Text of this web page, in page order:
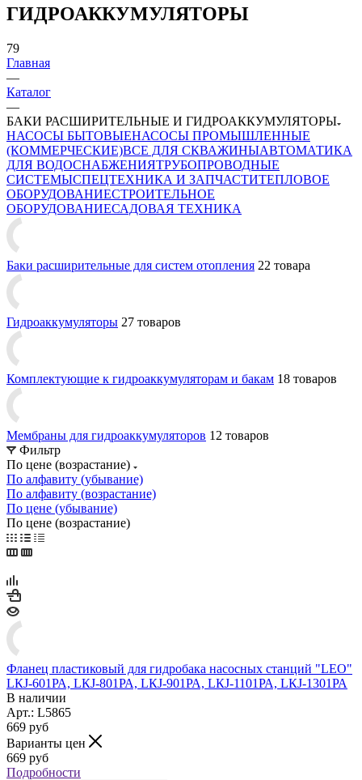
ГИДРОАККУМУЛЯТОРЫ
79
Главная
—
Каталог
—
БАКИ РАСШИРИТЕЛЬНЫЕ И ГИДРОАККУМУЛЯТОРЫ
НАСОСЫ БЫТОВЫЕНАСОСЫ ПРОМЫШЛЕННЫЕ
(КОММЕРЧЕСКИЕ)ВСЕ ДЛЯ СКВАЖИНЫАВТОМАТИКА
ДЛЯ ВОДОСНАБЖЕНИЯТРУБОПРОВОДНЫЕ
СИСТЕМЫСПЕЦТЕХНИКА И ЗАПЧАСТИТЕПЛОВОЕ
ОБОРУДОВАНИЕСТРОИТЕЛЬНОЕ
ОБОРУДОВАНИЕСАДОВАЯ ТЕХНИКА
Баки расширительные для систем отопления 22 товара
Гидроаккумуляторы 27 товаров
Комплектующие к гидроаккумуляторам и бакам 18 товаров
Мембраны для гидроаккумуляторов 12 товаров
Фильтр
По цене (возрастание)
По алфавиту (убывание)
По алфавиту (возрастание)
По цене (убывание)
По цене (возрастание)
Фланец пластиковый для гидробака насосных станций "LEO"
LКJ-601РА, LКJ-801РА, LКJ-901РА, LКJ-1101РА, LКJ-1301РА
В наличии
Арт.: L5865
669 руб
Варианты цен
669 руб
Подробности